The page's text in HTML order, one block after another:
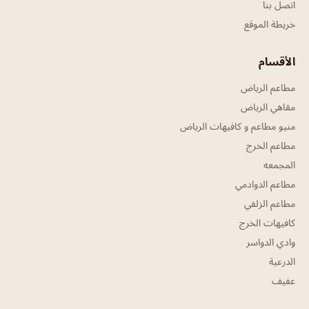
اتصل بنا
خريطة الموقع
الأقسام
مطاعم الرياض
مقاهي الرياض
منيو مطاعم و كافيهات الرياض
مطاعم الخرج
المجمعه
مطاعم الدوادمي
مطاعم الزلفي
كافيهات الخرج
وادي الدواسر
الدرعية
عفيف